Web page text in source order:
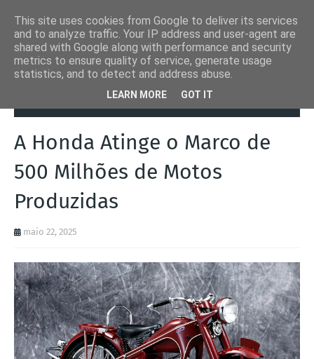
Autoads.pt
A Honda Atinge o Marco de 500 Milhões
A Honda Atinge o Marco de
500 Milhões de Motos
Produzidas
maio 22, 2025
This site uses cookies from Google to deliver its services
and to analyze traffic. Your IP address and user-agent are
shared with Google along with performance and security
metrics to ensure quality of service, generate usage
statistics, and to detect and address abuse.
LEARN MORE GOT IT